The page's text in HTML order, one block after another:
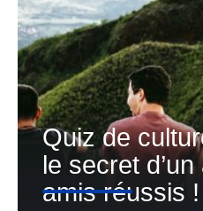
Quiz de
le secret
amis réussis !